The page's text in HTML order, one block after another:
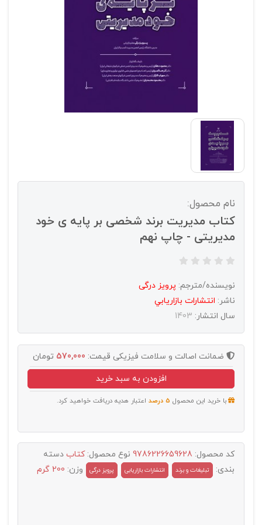
نام محصول:
کتاب مدیریت برند شخصی بر پایه ی خود
مدیریتی - چاپ نهم
نویسنده/مترجم: پرویز درگی
ناشر: انتشارات بازاريابي
سال انتشار: 1403
ضمانت اصالت و سلامت فیزیکی قیمت: 570,000 تومان
افزودن به سبد خرید
با خرید این محصول 5 درصد اعتبار هدیه دریافت خواهید کرد.
کد محصول: 9786226659628 نوع محصول:کتاب دسته
بندی:
تبليغات و برند انتشارات بازاریابی پرویز درگی وزن: 200 گرم